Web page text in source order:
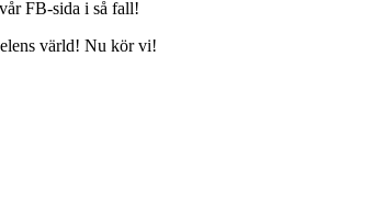
FB-sida i så fall!
värld! Nu kör vi!